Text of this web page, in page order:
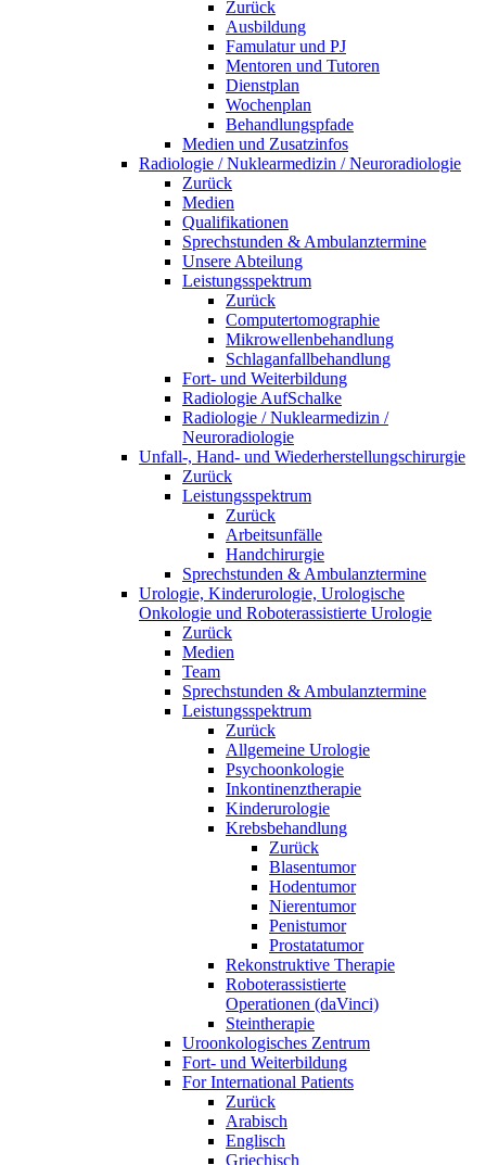
Zurück
Ausbildung
Famulatur und PJ
Mentoren und Tutoren
Dienstplan
Wochenplan
Behandlungspfade
Medien und Zusatzinfos
Radiologie / Nuklearmedizin / Neuroradiologie
Zurück
Medien
Qualifikationen
Sprechstunden & Ambulanztermine
Unsere Abteilung
Leistungsspektrum
Zurück
Computertomographie
Mikrowellenbehandlung
Schlaganfallbehandlung
Fort- und Weiterbildung
Radiologie AufSchalke
Radiologie / Nuklearmedizin /
Neuroradiologie
Unfall-, Hand- und Wiederherstellungschirurgie
Zurück
Leistungsspektrum
Zurück
Arbeitsunfälle
Handchirurgie
Sprechstunden & Ambulanztermine
Urologie, Kinderurologie, Urologische
Onkologie und Roboterassistierte Urologie
Zurück
Medien
Team
Sprechstunden & Ambulanztermine
Leistungsspektrum
Zurück
Allgemeine Urologie
Psychoonkologie
Inkontinenztherapie
Kinderurologie
Krebsbehandlung
Zurück
Blasentumor
Hodentumor
Nierentumor
Penistumor
Prostatatumor
Rekonstruktive Therapie
Roboterassistierte
Operationen (daVinci)
Steintherapie
Uroonkologisches Zentrum
Fort- und Weiterbildung
For International Patients
Zurück
Arabisch
Englisch
Griechisch